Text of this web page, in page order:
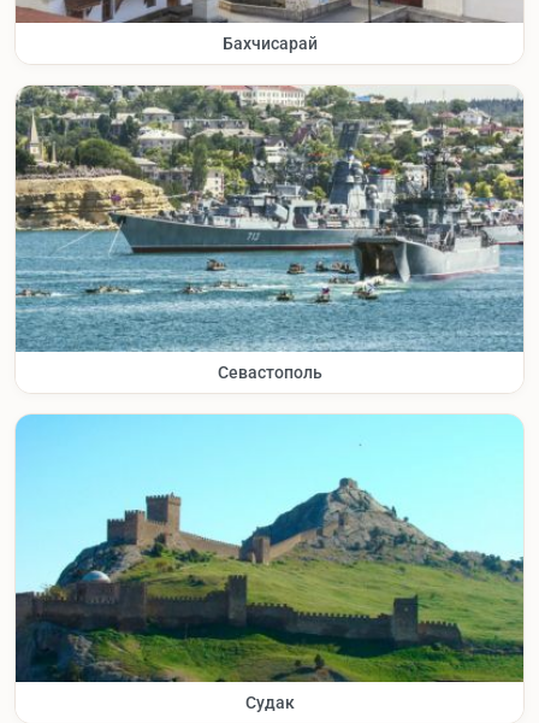
Бахчисарай
Севастополь
Судак